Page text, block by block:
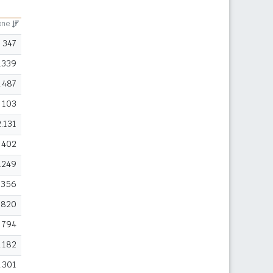
347
103
402
356
820
794